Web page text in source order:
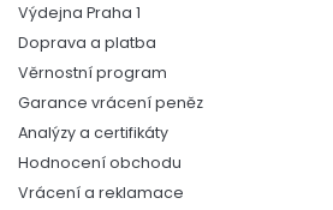
Výdejna Praha 1
Doprava a platba
Věrnostní program
Garance vrácení peněz
Analýzy a certifikáty
Hodnocení obchodu
Vrácení a reklamace